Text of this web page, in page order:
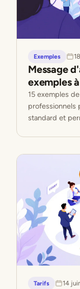
Exemples
Message
exemples
15 exemples
professionnels
standard et
Tarifs 14